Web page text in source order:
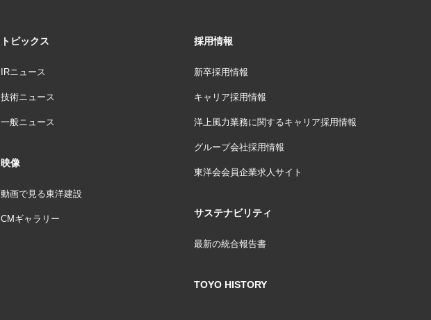
トピックス
IRニュース
技術ニュース
一般ニュース
映像
動画で見る東洋建設
CMギャラリー
採用情報
新卒採用情報
キャリア採用情報
洋上風力業務に関するキャリア採用情報
グループ会社採用情報
東洋会会員企業求人サイト
サステナビリティ
最新の統合報告書
TOYO HISTORY